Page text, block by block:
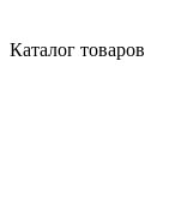
Каталог товаров